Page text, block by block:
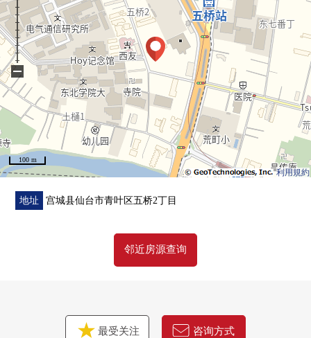
○JR仙台医院步行11分钟的约830m
○杜的都信贷银行连坊小路分店步行11分钟的约820m
利用規約
100 m
−
地址 宫城县仙台市青叶区五桥2丁目
邻近房源查询
最受关注 咨询方式